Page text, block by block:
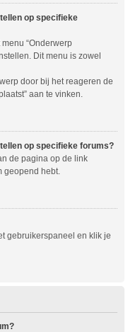
op specifieke
“Onderwerp
Dit menu is zowel
door bij het reageren de
aan te vinken.
op specifieke forums?
de pagina op de link
geopend hebt.
gebruikerspaneel en klik je